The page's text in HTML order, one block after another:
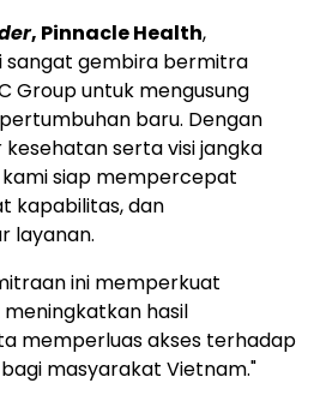
, Pinnacle Health,
sangat gembira bermitra
Group untuk mengusung
baru. Dengan
serta visi jangka
kami siap mempercepat
kapabilitas, dan
layanan.
ini memperkuat
hasil
memperluas akses terhadap
masyarakat Vietnam."